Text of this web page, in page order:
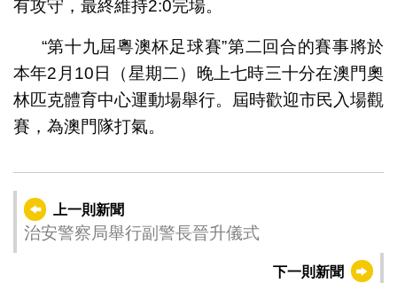
有攻守，最終維持2:0完場。
“第十九屆粵澳杯足球賽”第二回合的賽事將於
本年2月10日（星期二）晚上七時三十分在澳門奧
林匹克體育中心運動場舉行。屆時歡迎市民入場觀
賽，為澳門隊打氣。
上一則新聞
治安警察局舉行副警長晉升儀式
下一則新聞